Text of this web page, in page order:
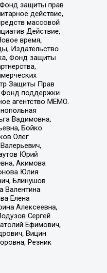
защиты прав
действие,
массовой
Действие,
время,
Издательство
Фонд защиты
Защиты Прав
Фонд поддержки
агентство МЕМО.
Вадимовна,
Бойко
Олег
Юрий
Акимова
Юлия
Блинушов
Валентина
Елена
Алексеевна,
Сергей
Ефимович,
Вицин
Резник